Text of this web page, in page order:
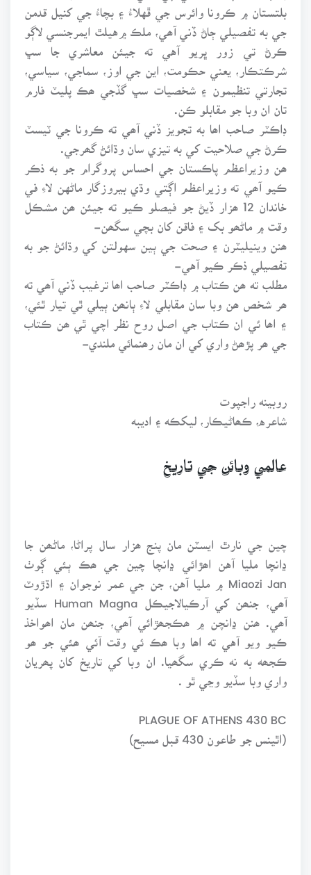
بلتستان ۾ ڪرونا وائرس جي ڦهلاءُ ۽ بچاءُ جي کنيل قدمن
جي به تفصيلي ڄاڻ ڏني آھي، ملڪ ۾هيلٿ ايمرجنسي لاڳو
ڪرڻ تي زور ڀريو آهي ته جيئن معاشري جا سڀ
شرڪتڪار، يعني حڪومت، اين جي اوز، سماجي، سياسي،
تجارتي تنظيمون ۽ شخصيات سڀ گڏجي ھڪ پليٽ فارم
تان ان وبا جو مقابلو ڪن.
ڊاڪٽر صاحب اھا به تجويز ڏني آھي ته ڪرونا جي ٽيسٽ
ڪرڻ جي صلاحيت کي به تيزي سان وڌائڻ گھرجي.
ھن وزيراعظم پاڪستان جي احساس پروگرام جو به ذڪر
ڪيو آھي ته وزيراعظم اڳتي وڌي بيروزگار ماڻهن لاءِ في
خاندان 12 ھزار ڏيڻ جو فيصلو ڪيو ته جيئن ھن مشڪل
وقت ۾ ماڻھو بک ۽ فاقن کان بچي سگھن-
ھنن وينيليٽرن ۽ صحت جي ٻين سهولتن کي وڌائڻ جو به
تفصيلي ذڪر ڪيو آهي-
مطلب ته ھن ڪتاب ۾ ڊاڪٽر صاحب اھا ترغيب ڏني آھي ته
ھر شخص ھن وبا سان مقابلي لاءِ ٻانھن ٻيلي ٿي تيار ٿئي،
۽ اھا ئي ان ڪتاب جي اصل روح نظر اچي ٿي ھن ڪتاب
جي ھر پڙھڻ واري کي ان مان رھنمائي ملندي-
روبينه راجپوت
شاعره، ڪھاڻيڪار، ليکڪه ۽ اديبه
عالمي وبائن جي تاريخ
چين جي نارٿ ايسٽن مان پنج ھزار سال پراڻا، ماڻھن جا
ڍانچا مليا آهن اھڙائي ڍانچا چين جي ھڪ ٻئي ڳوٺ
Miaozi Jan ۾ مليا آهن، جن جي عمر نوجوان ۽ اڌڙوٽ
آھي، جنھن کي آرڪيالاجيڪل Human Magna سڏيو
آھي. ھنن ڍانچن ۾ ھڪجھڙائي آھي، جنھن مان اھواخذ
ڪيو ويو آهي ته اھا وبا ھڪ ئي وقت آئي ھئي جو ھو
ڪجھه به نه ڪري سگھيا. ان وبا کي تاريخ کان پھريان
واري وبا سڏيو وڃي ٿو .
PLAGUE OF ATHENS 430 BC
(اٿينس جو طاعون 430 قبل مسيح)